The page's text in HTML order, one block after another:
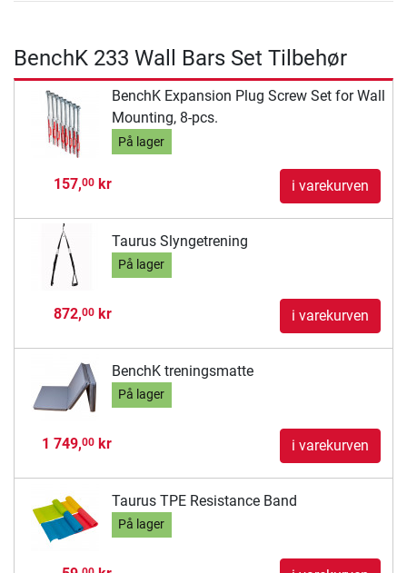
BenchK 233 Wall Bars Set Tilbehør
BenchK Expansion Plug Screw Set for Wall
Mounting, 8-pcs.
På lager
157,00kr i varekurven
Taurus Slyngetrening
På lager
872,00kr i varekurven
BenchK treningsmatte
På lager
1 749,00kr i varekurven
Taurus TPE Resistance Band
På lager